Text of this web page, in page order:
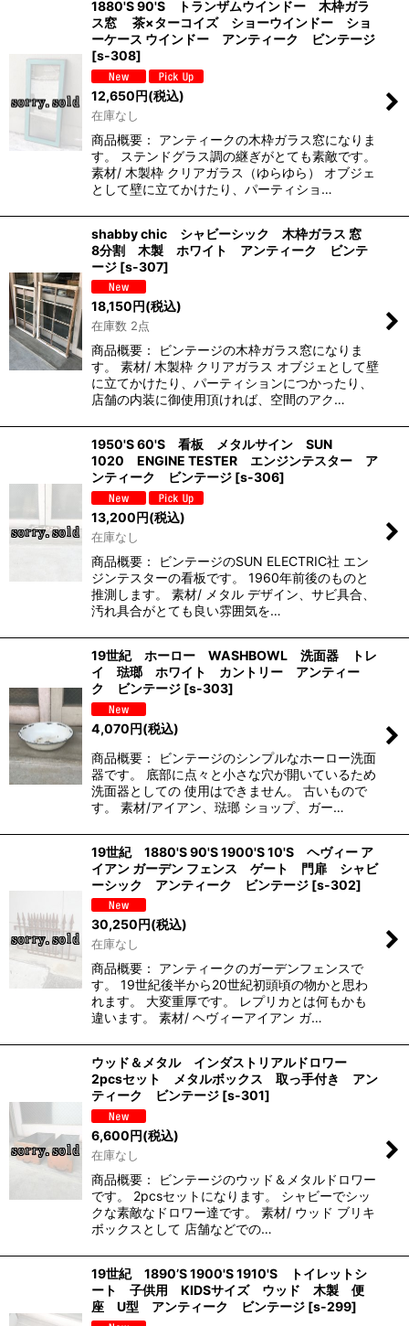
1880'S 90'S トランザムウインドー 木枠ガラ
ス窓 茶×ターコイズ ショーウインドー ショ
ーケース ウインドー アンティーク ビンテージ
[s-308]
12,650円(税込)
在庫なし
商品概要： アンティークの木枠ガラス窓になりま
す。 ステンドグラス調の継ぎがとても素敵です。
素材/ 木製枠 クリアガラス（ゆらゆら） オブジェ
として壁に立てかけたり、パーティショ…
shabby chic シャビーシック 木枠ガラス 窓
8分割 木製 ホワイト アンティーク ビンテ
ージ [s-307]
18,150 円(税込)
在庫数 2点
商品概要： ビンテージの木枠ガラス窓になりま
す。 素材/ 木製枠 クリアガラス オブジェとして壁
に立てかけたり、パーティションにつかったり、
店舗の内装に御使用頂ければ、空間のアク…
1950'S 60'S 看板 メタルサイン SUN
1020 ENGINE TESTER エンジンテスター ア
ンティーク ビンテージ [s-306]
13,200円(税込)
在庫なし
商品概要： ビンテージのSUN ELECTRIC社 エン
ジンテスターの看板です。 1960年前後のものと
推測します。 素材/ メタル デザイン、サビ具合、
汚れ具合がとても良い雰囲気を…
19世紀 ホーロー WASHBOWL 洗面器 トレ
イ 琺瑯 ホワイト カントリー アンティー
ク ビンテージ [s-303]
4,070円(税込)
商品概要： ビンテージのシンプルなホーロー洗面
器です。 底部に点々と小さな穴が開いているため
洗面器としての 使用はできません。 古いもので
す。 素材/アイアン、琺瑯 ショップ、ガー…
19世紀 1880'S 90'S 1900'S 10'S ヘヴィー ア
イアン ガーデン フェンス ゲート 門扉 シャビ
ーシック アンティーク ビンテージ [s-302]
30,250 円(税込)
在庫なし
商品概要： アンティークのガーデンフェンスで
す。 19世紀後半から20世紀初頭頃の物かと思わ
れます。 大変重厚です。 レプリカとは何もかも
違います。 素材/ ヘヴィーアイアン ガ…
ウッド＆メタル インダストリアルドロワー
2pcsセット メタルボックス 取っ手付き アン
ティーク ビンテージ [s-301]
6,600円(税込)
在庫なし
商品概要： ビンテージのウッド＆メタルドロワー
です。 2pcsセットになります。 シャビーでシッ
クな素敵なドロワー達です。 素材/ ウッド ブリキ
ボックスとして 店舗などでの…
19世紀 1890’S 1900'S 1910'S トイレットシ
ート 子供用 KIDSサイズ ウッド 木製 便
座 U型 アンティーク ビンテージ [s-299]